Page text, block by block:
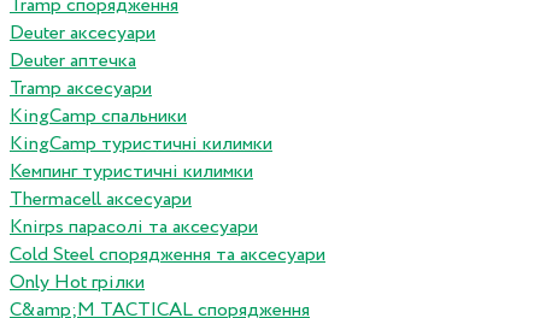
Tramp спорядження
Deuter аксесуари
Deuter аптечка
Tramp аксесуари
KingCamp спальники
KingCamp туристичні килимки
Кемпинг туристичні килимки
Thermacell аксесуари
Knirps парасолі та аксесуари
Cold Steel спорядження та аксесуари
Only Hot грілки
C&amp;M TACTICAL спорядження